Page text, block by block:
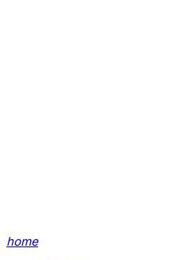
home